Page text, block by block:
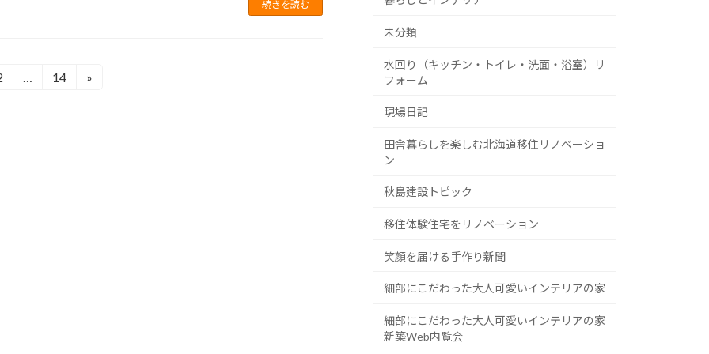
続きを読む
…
固
14 »
未分類
水回り（キッチン・トイレ・洗面・浴室）リ
フォーム
現場日記
田舎暮らしを楽しむ北海道移住リノベーショ
ン
秋島建設トピック
移住体験住宅をリノベーション
笑顔を届ける手作り新聞
細部にこだわった大人可愛いインテリアの家
細部にこだわった大人可愛いインテリアの家
新築Web内覧会